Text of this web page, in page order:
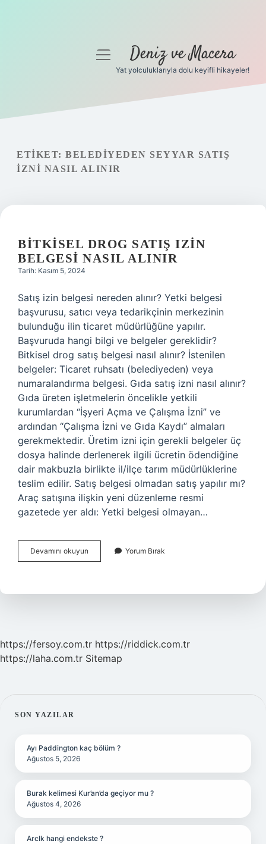
Gizlilik Politikası
Hakkımızda
menüyüDeniz ve Macera
Yat yolculuklarıyla dolu keyifli hikayeler!
ETIKET: BELEDIYEDEN SEYYAR SATIŞ
IZNI NASIL ALINIR
BITKISEL DROG SATIŞ IZIN
BELGESI NASIL ALINIR
Tarih: Kasım 5, 2024
Satış izin belgesi nereden alınır? Yetki belgesi
başvurusu, satıcı veya tedarikçinin merkezinin
bulunduğu ilin ticaret müdürlüğüne yapılır.
Başvuruda hangi bilgi ve belgeler gereklidir?
Bitkisel drog satış belgesi nasıl alınır? İstenilen
belgeler: Ticaret ruhsatı (belediyeden) veya
numaralandırma belgesi. Gıda satış izni nasıl alınır?
Gıda üreten işletmelerin öncelikle yetkili
kurumlardan “İşyeri Açma ve Çalışma İzni” ve
ardından “Çalışma İzni ve Gıda Kaydı” almaları
gerekmektedir. Üretim izni için gerekli belgeler üç
dosya halinde derlenerek ilgili ücretin ödendiğine
dair makbuzla birlikte il/ilçe tarım müdürlüklerine
teslim edilir. Satış belgesi olmadan satış yapılır mı?
Araç satışına ilişkin yeni düzenleme resmi
gazetede yer aldı: Yetki belgesi olmayan…
Devamını okuyun
Drog
Belgesi
Yorum Bırak
https://fersoy.com.tr https://riddick.com.tr
https://laha.com.tr Sitemap
SIDEBAR
SON YAZILAR
Ayı Paddington kaç bölüm ?
Ağustos 5, 2026
Burak kelimesi Kur’an’da geçiyor mu ?
Ağustos 4, 2026
Arclk hangi endekste ?